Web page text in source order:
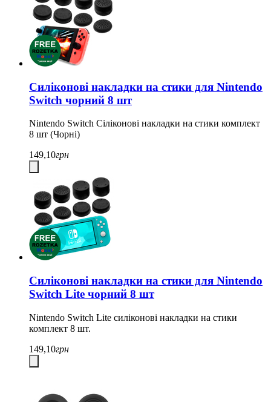
Силіконові накладки на стики для Nintendo
Switch чорний 8 шт
Nintendo Switch Cіліконові накладки на стики комплект
8 шт (Чорні)
149,10грн
Силіконові накладки на стики для Nintendo
Switch Lite чорний 8 шт
Nintendo Switch Lite силіконові накладки на стики
комплект 8 шт.
149,10грн